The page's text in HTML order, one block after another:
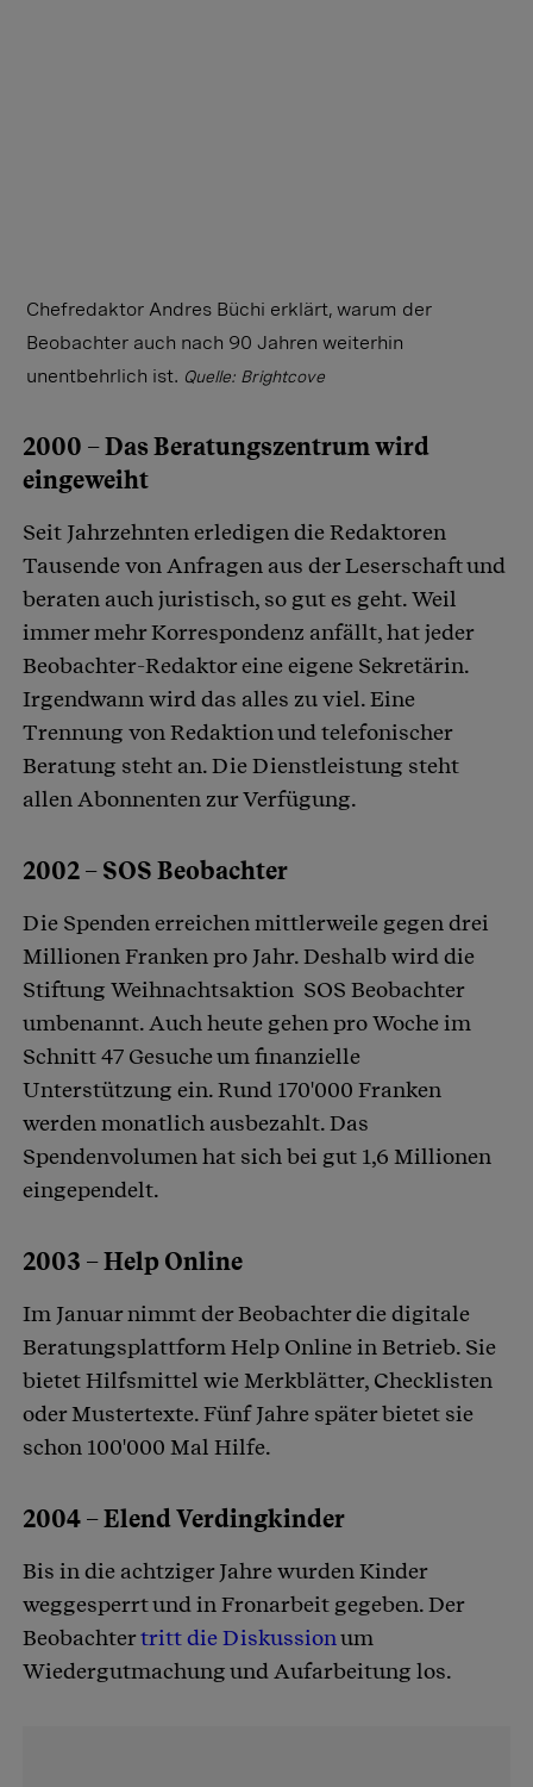
Chefredaktor Andres Büchi erklärt, warum der
Beobachter auch nach 90 Jahren weiterhin
unentbehrlich ist. Quelle: Brightcove
2000 – Das Beratungszentrum wird
eingeweiht
Seit Jahrzehnten erledigen die Redaktoren
Tausende von Anfragen aus der Leserschaft und
beraten auch juristisch, so gut es geht. Weil
immer mehr Korrespondenz anfällt, hat jeder
Beobachter-Redaktor eine eigene Sekretärin.
Irgendwann wird das alles zu viel. Eine
Trennung von Redaktion und telefonischer
Beratung steht an. Die Dienstleistung steht
allen Abonnenten zur Verfügung.
2002 – SOS Beobachter
Die Spenden erreichen mittlerweile gegen drei
Millionen Franken pro Jahr. Deshalb wird die
Stiftung Weihnachtsaktion SOS Beobachter
umbenannt. Auch heute gehen pro Woche im
Schnitt 47 Gesuche um finanzielle
Unterstützung ein. Rund 170'000 Franken
werden monatlich ausbezahlt. Das
Spendenvolumen hat sich bei gut 1,6 Millionen
eingependelt.
2003 – Help Online
Im Januar nimmt der Beobachter die digitale
Beratungsplattform Help Online in Betrieb. Sie
bietet Hilfsmittel wie Merkblätter, Checklisten
oder Mustertexte. Fünf Jahre später bietet sie
schon 100'000 Mal Hilfe.
2004 – Elend Verdingkinder
Bis in die achtziger Jahre wurden Kinder
weggesperrt und in Fronarbeit gegeben. Der
Beobachtertritt die Diskussionum
Wiedergutmachung und Aufarbeitung los.